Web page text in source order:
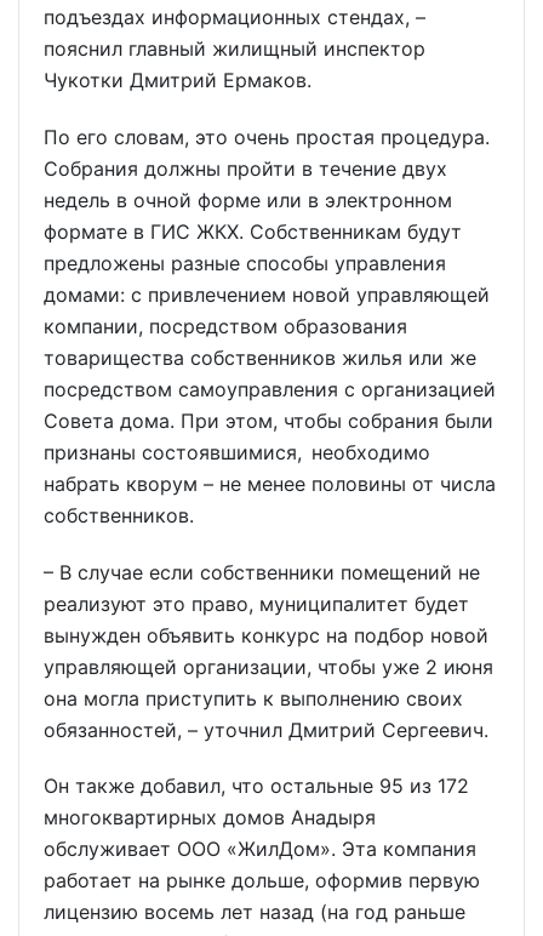
подъездах информационных стендах, –
пояснил главный жилищный инспектор
Чукотки Дмитрий Ермаков.
По его словам, это очень простая процедура.
Собрания должны пройти в течение двух
недель в очной форме или в электронном
формате в ГИС ЖКХ. Собственникам будут
предложены разные способы управления
домами: с привлечением новой управляющей
компании, посредством образования
товарищества собственников жилья или же
посредством самоуправления с организацией
Совета дома. При этом, чтобы собрания были
признаны состоявшимися, необходимо
набрать кворум – не менее половины от числа
собственников.
– В случае если собственники помещений не
реализуют это право, муниципалитет будет
вынужден объявить конкурс на подбор новой
управляющей организации, чтобы уже 2 июня
она могла приступить к выполнению своих
обязанностей, – уточнил Дмитрий Сергеевич.
Он также добавил, что остальные 95 из 172
многоквартирных домов Анадыря
обслуживает ООО «ЖилДом». Эта компания
работает на рынке дольше, оформив первую
лицензию восемь лет назад (на год раньше